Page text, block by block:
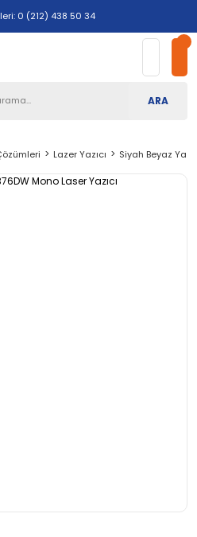
0 (212) 438 50 34
ARA
Lazer Yazıcı Siyah Beyaz